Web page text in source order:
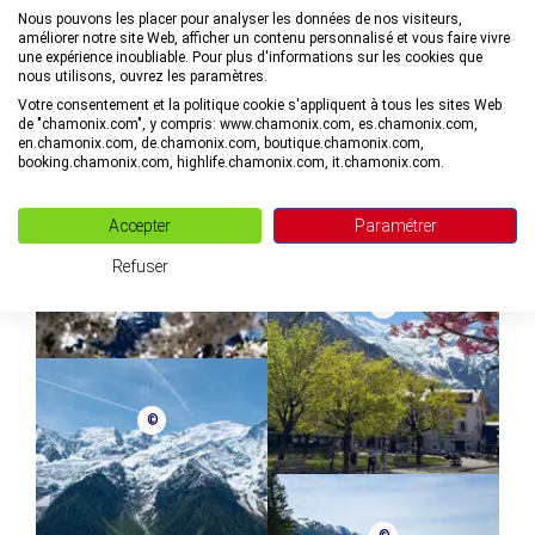
©
Nous pouvons les placer pour analyser les données de nos visiteurs,
améliorer notre site Web, afficher un contenu personnalisé et vous faire vivre
une expérience inoubliable. Pour plus d'informations sur les cookies que
nous utilisons, ouvrez les paramètres.
Votre consentement et la politique cookie s'appliquent à tous les sites Web
de "chamonix.com", y compris: www.chamonix.com, es.chamonix.com,
en.chamonix.com, de.chamonix.com, boutique.chamonix.com,
booking.chamonix.com, highlife.chamonix.com, it.chamonix.com.
Accepter Paramétrer
Refuser